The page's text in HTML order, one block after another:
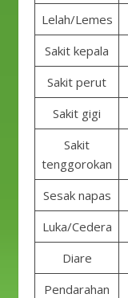
Lelah/Lemes
Sakit kepala
Sakit perut
Sakit gigi
Sakit
tenggorokan
Sesak napas
Luka/Cedera
Diare
Pendarahan